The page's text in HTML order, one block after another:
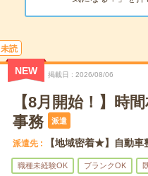
未読
NEW 掲載日 2026/08/06
【8月開始！】時
事務
派遣
派遣先 【地域密着★】自動車
職種未経験OK ブランクOK